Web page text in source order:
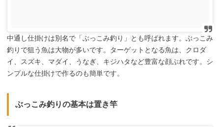
中通し仕掛けは別名で「ぶっこみ釣り」とも呼ばれます。ぶっこみ
釣りで狙う魚は大物が多いです。ターゲットとなる魚は、クロダ
イ、スズキ、マダイ、うなぎ、キジハタなど豊富な顔ぶれです。シ
ンプルな仕掛けで作るのも簡単です。
ぶっこみ釣りの基本は置き竿